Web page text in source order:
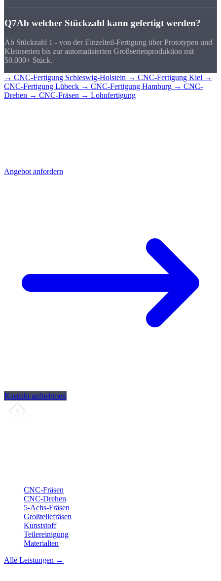
Q7Ab welcher Stückzahl kann gefertigt werden?
Ab Stückzahl 1 - von der Einzelteil-Fertigung über Prototypen und
Kleinserien bis zur automatisierten Großserienproduktion mit
50.000+ Stück.
→ CNC-Fertigung Schleswig-Holstein → CNC-Fertigung Kiel →
CNC-Fertigung Lübeck → CNC-Fertigung Hamburg → CNC-
Drehen → CNC-Fräsen → Lohnfertigung
Angebot anfordern
Kontakt aufnehmen
CNC-Fräsen
CNC-Drehen
5-Achs-Fräsen
Großteilefräsen
Kunststoff
Teilereinigung
Materialien
Alle Leistungen →